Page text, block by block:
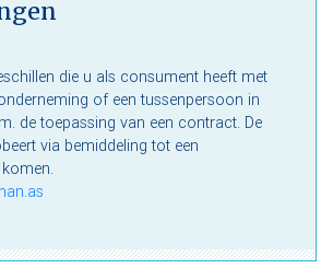
die u als consument heeft met
of een tussenpersoon in
de toepassing van een contract. De
via bemiddeling tot een